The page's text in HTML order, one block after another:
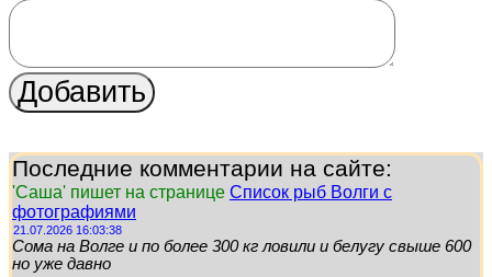
Последние комментарии на сайте:
'Саша' пишет на странице Список рыб Волги с
фотографиями
21.07.2026 16:03:38
Сома на Волге и по более 300 кг ловили и белугу свыше 600
но уже давно